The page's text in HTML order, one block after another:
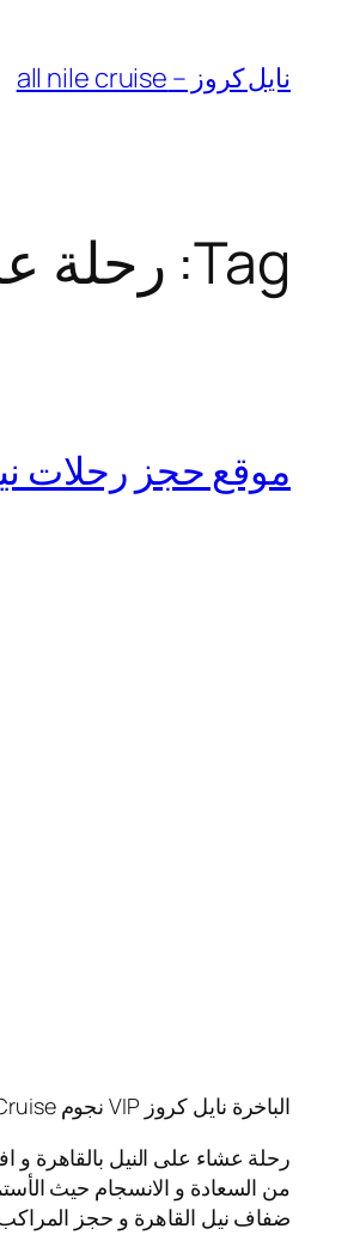
content
نايل كروز – all nile cruise
Tag: رحلة
موقع حجز رحلات
الباخرة نايل كروز VIP نجوم Nile Cruise
رحلة عشاء على النيل بالقاهرة و
من السعادة و الانسجام حيث
ضفاف نيل القاهرة و حجز المراكب